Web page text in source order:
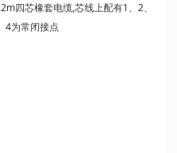
四芯橡套电缆,芯线上配有1、2、
4为常闭接点